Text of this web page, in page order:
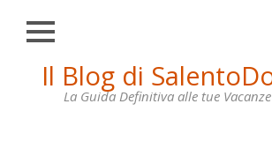
Il Blog di
La Guida Definitiva alle tue
Chiudi
HOME
OTRANTO